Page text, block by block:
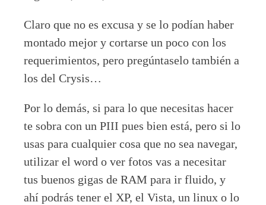
Claro que no es excusa y se lo podían haber
montado mejor y cortarse un poco con los
requerimientos, pero pregúntaselo también a
los del Crysis…
Por lo demás, si para lo que necesitas hacer
te sobra con un PIII pues bien está, pero si lo
usas para cualquier cosa que no sea navegar,
utilizar el word o ver fotos vas a necesitar
tus buenos gigas de RAM para ir fluido, y
ahí podrás tener el XP, el Vista, un linux o lo